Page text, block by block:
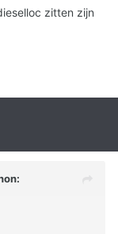
zitten zijn